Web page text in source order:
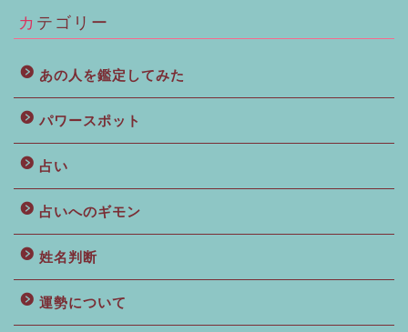
カテゴリー
あの人を鑑定してみた
パワースポット
占い
占いへのギモン
姓名判断
運勢について